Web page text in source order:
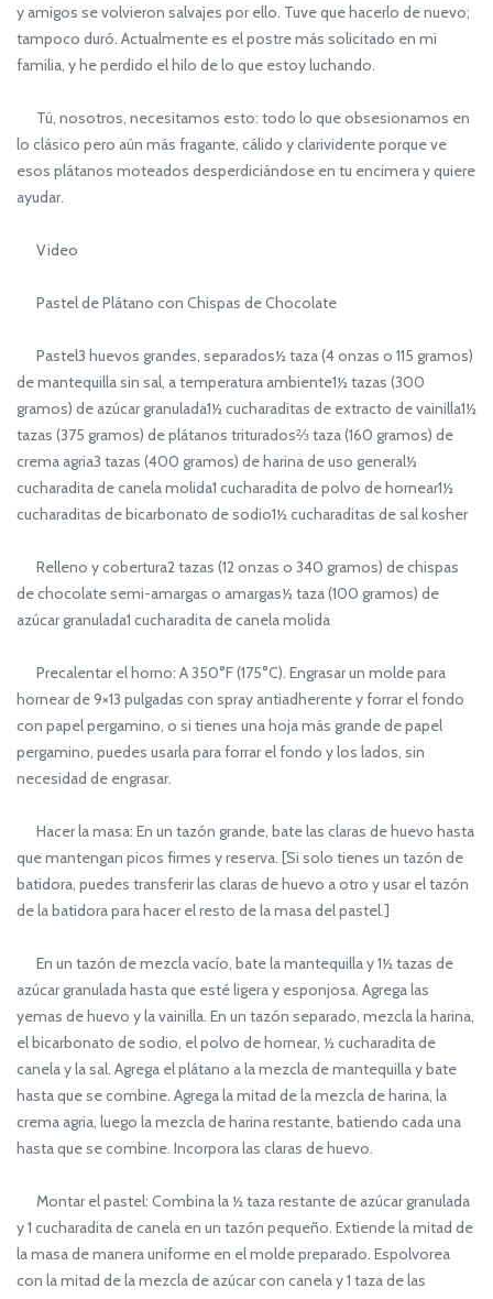
y amigos se volvieron salvajes por ello. Tuve que hacerlo de nuevo;
tampoco duró. Actualmente es el postre más solicitado en mi
familia, y he perdido el hilo de lo que estoy luchando.
Tú, nosotros, necesitamos esto: todo lo que obsesionamos en
lo clásico pero aún más fragante, cálido y clarividente porque ve
esos plátanos moteados desperdiciándose en tu encimera y quiere
ayudar.
Video
Pastel de Plátano con Chispas de Chocolate
Pastel3 huevos grandes, separados½ taza (4 onzas o 115 gramos)
de mantequilla sin sal, a temperatura ambiente1½ tazas (300
gramos) de azúcar granulada1½ cucharaditas de extracto de vainilla1½
tazas (375 gramos) de plátanos triturados⅔ taza (160 gramos) de
crema agria3 tazas (400 gramos) de harina de uso general½
cucharadita de canela molida1 cucharadita de polvo de hornear1½
cucharaditas de bicarbonato de sodio1½ cucharaditas de sal kosher
Relleno y cobertura2 tazas (12 onzas o 340 gramos) de chispas
de chocolate semi-amargas o amargas½ taza (100 gramos) de
azúcar granulada1 cucharadita de canela molida
Precalentar el horno: A 350°F (175°C). Engrasar un molde para
hornear de 9×13 pulgadas con spray antiadherente y forrar el fondo
con papel pergamino, o si tienes una hoja más grande de papel
pergamino, puedes usarla para forrar el fondo y los lados, sin
necesidad de engrasar.
Hacer la masa: En un tazón grande, bate las claras de huevo hasta
que mantengan picos firmes y reserva. [Si solo tienes un tazón de
batidora, puedes transferir las claras de huevo a otro y usar el tazón
de la batidora para hacer el resto de la masa del pastel.]
En un tazón de mezcla vacío, bate la mantequilla y 1½ tazas de
azúcar granulada hasta que esté ligera y esponjosa. Agrega las
yemas de huevo y la vainilla. En un tazón separado, mezcla la harina,
el bicarbonato de sodio, el polvo de hornear, ½ cucharadita de
canela y la sal. Agrega el plátano a la mezcla de mantequilla y bate
hasta que se combine. Agrega la mitad de la mezcla de harina, la
crema agria, luego la mezcla de harina restante, batiendo cada una
hasta que se combine. Incorpora las claras de huevo.
Montar el pastel: Combina la ½ taza restante de azúcar granulada
y 1 cucharadita de canela en un tazón pequeño. Extiende la mitad de
la masa de manera uniforme en el molde preparado. Espolvorea
con la mitad de la mezcla de azúcar con canela y 1 taza de las